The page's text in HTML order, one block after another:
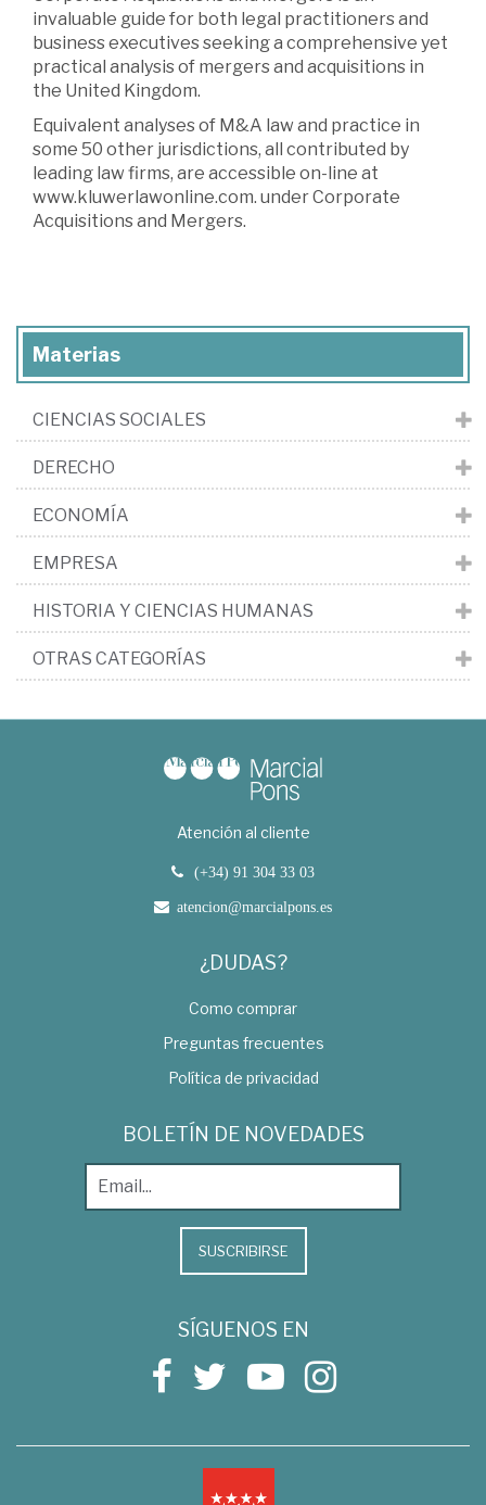
invaluable guide for both legal practitioners and
business executives seeking a comprehensive yet
practical analysis of mergers and acquisitions in
the United Kingdom.
Equivalent analyses of M&A law and practice in
some 50 other jurisdictions, all contributed by
leading law firms, are accessible on-line at
www.kluwerlawonline.com. under Corporate
Acquisitions and Mergers.
Materias
CIENCIAS SOCIALES
DERECHO
ECONOMÍA
EMPRESA
HISTORIA Y CIENCIAS HUMANAS
OTRAS CATEGORÍAS
Atención al cliente
(+34) 91 304 33 03
atencion@marcialpons.es
¿DUDAS?
Como comprar
Preguntas frecuentes
Política de privacidad
BOLETÍN DE NOVEDADES
SUSCRIBIRSE
SÍGUENOS EN